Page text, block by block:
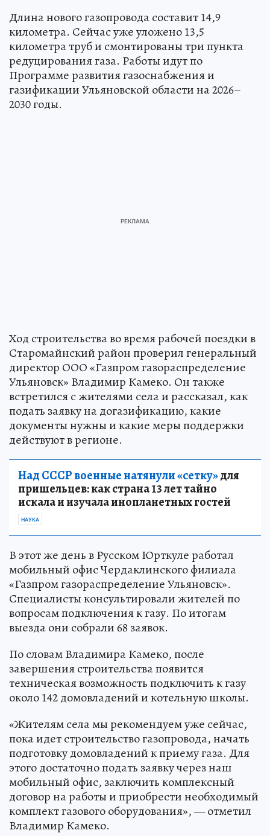
Длина нового газопровода составит 14,9
километра. Сейчас уже уложено 13,5
километра труб и смонтированы три пункта
редуцирования газа. Работы идут по
Программе развития газоснабжения и
газификации Ульяновской области на 2026–
2030 годы.
Ход строительства во время рабочей поездки в
Старомайнский район проверил генеральный
директор ООО «Газпром газораспределение
Ульяновск» Владимир Камеко. Он также
встретился с жителями села и рассказал, как
подать заявку на догазификацию, какие
документы нужны и какие меры поддержки
действуют в регионе.
Над СССР военные натянули «сетку»для
пришельцев: как страна 13 лет тайно
искала и изучала инопланетных гостей
НАУКА
В этот же день в Русском Юрткуле работал
мобильный офис Чердаклинского филиала
«Газпром газораспределение Ульяновск».
Специалисты консультировали жителей по
вопросам подключения к газу. По итогам
выезда они собрали 68 заявок.
По словам Владимира Камеко, после
завершения строительства появится
техническая возможность подключить к газу
около 142 домовладений и котельную школы.
«Жителям села мы рекомендуем уже сейчас,
пока идет строительство газопровода, начать
подготовку домовладений к приему газа. Для
этого достаточно подать заявку через наш
мобильный офис, заключить комплексный
договор на работы и приобрести необходимый
комплект газового оборудования», — отметил
Владимир Камеко.